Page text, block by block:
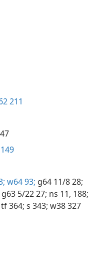
211
w64 93; g64 11/8 28;
g63 5/22 27; ns 11, 188;
tf 364; s 343; w38 327